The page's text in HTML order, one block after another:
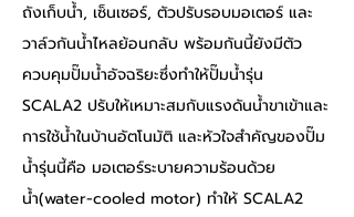
ถังเก็บน้ำ, เซ็นเซอร์, ตัวปรับรอบมอเตอร์ และ
วาล์วกันน้ำไหลย้อนกลับ พร้อมกันนี้ยังมีตัว
ควบคุมปั๊มน้ำอัจฉริยะซึ่งทำให้ปั๊มน้ำรุ่น
SCALA2 ปรับให้เหมาะสมกับแรงดันน้ำขาเข้าและ
การใช้น้ำในบ้านอัตโนมัติ และหัวใจสำคัญของปั๊ม
น้ำรุ่นนี้คือ มอเตอร์ระบายความร้อนด้วย
น้ำ(water-cooled motor) ทำให้ SCALA2